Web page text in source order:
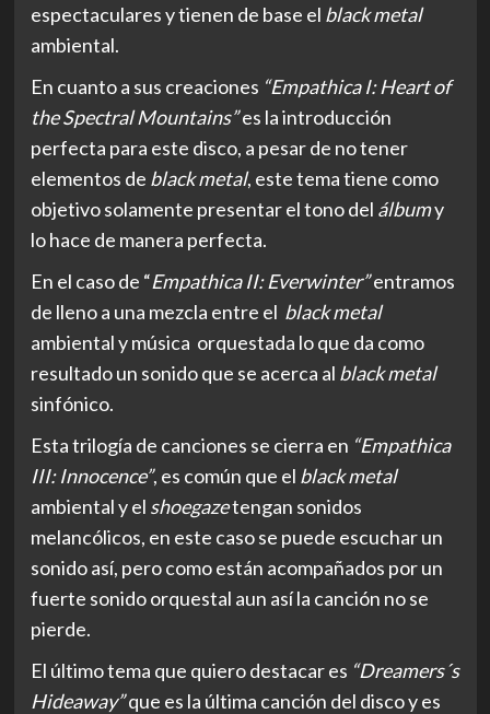
espectaculares y tienen de base el black metal
ambiental.
En cuanto a sus creaciones “Empathica I: Heart of
the Spectral Mountains”es la introducción
perfecta para este disco, a pesar de no tener
elementos de black metal, este tema tiene como
objetivo solamente presentar el tono del álbumy
lo hace de manera perfecta.
En el caso de “Empathica II: Everwinter”entramos
de lleno a una mezcla entre el black metal
ambiental y música orquestada lo que da como
resultado un sonido que se acerca al black metal
sinfónico.
Esta trilogía de canciones se cierra en “Empathica
III: Innocence”, es común que el black metal
ambiental y el shoegazetengan sonidos
melancólicos, en este caso se puede escuchar un
sonido así, pero como están acompañados por un
fuerte sonido orquestal aun así la canción no se
pierde.
El último tema que quiero destacar es “Dreamers´s
Hideaway”que es la última canción del disco y es